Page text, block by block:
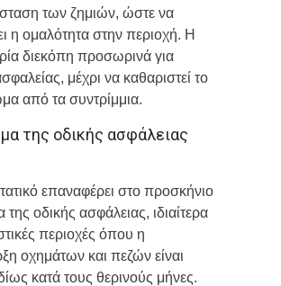
των ζημιών, ώστε να
η ομαλότητα στην περιοχή. Η
διεκόπη προσωρινά για
μέχρι να καθαριστεί το
από τα συντρίμμια.
της οδικής ασφάλειας
επαναφέρει στο προσκήνιο
της οδικής ασφάλειας, ιδιαίτερα
περιοχές όπου η
οχημάτων και πεζών είναι
κατά τους θερινούς μήνες.